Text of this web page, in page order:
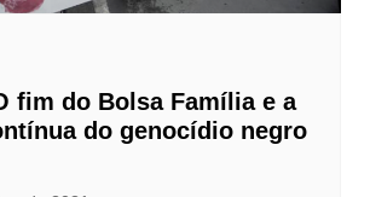
fim do Bolsa Família e a
do genocídio negro